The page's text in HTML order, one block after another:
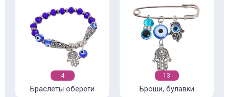
4
Браслеты обереги
13
Броши, булавки